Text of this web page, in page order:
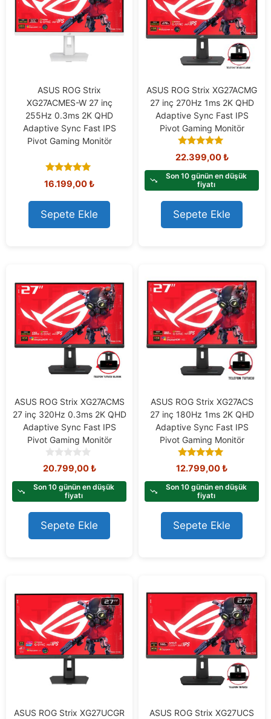
ASUS ROG Strix
XG27ACMES-W 27 inç
255Hz 0.3ms 2K QHD
Adaptive Sync Fast IPS
Pivot Gaming Monitör
5.00
out of 5
16.199,00₺
Sepete Ekle
ASUS ROG Strix XG27ACMG
27 inç 270Hz 1ms 2K QHD
Adaptive Sync Fast IPS
Pivot Gaming Monitör
5.00
out of 5
22.399,00₺
Son 10 günün en düşük
fiyatı
Sepete Ekle
ASUS ROG Strix XG27ACMS
27 inç 320Hz 0.3ms 2K QHD
Adaptive Sync Fast IPS
Pivot Gaming Monitör
0
o
u
5
20.799,00₺
Son 10 günün en düşük
fiyatı
Sepete Ekle
ASUS ROG Strix XG27ACS
27 inç 180Hz 1ms 2K QHD
Adaptive Sync Fast IPS
Pivot Gaming Monitör
4.93
out of 5
12.799,00₺
Son 10 günün en düşük
fiyatı
Sepete Ekle
ASUS ROG Strix XG27UCGR
ASUS ROG Strix XG27UCS